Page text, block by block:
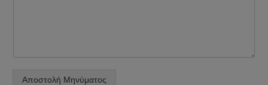
Αποστολή Μηνύματος